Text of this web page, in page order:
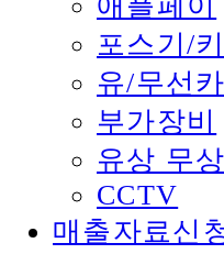
포스기/
유/무선
부가장비
유상 무
CCTV
매출자료신